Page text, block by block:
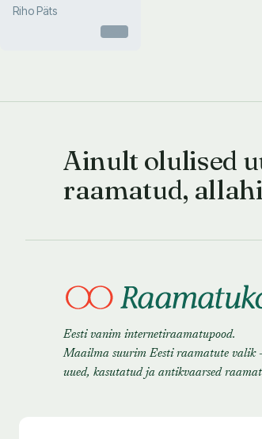
Riho Päts
Ainult olulised
raamatud,
Eesti vanim internetiraamatupood.
Maailma suurim Eesti raamatute valik
uued, kasutatud ja antikvaarsed